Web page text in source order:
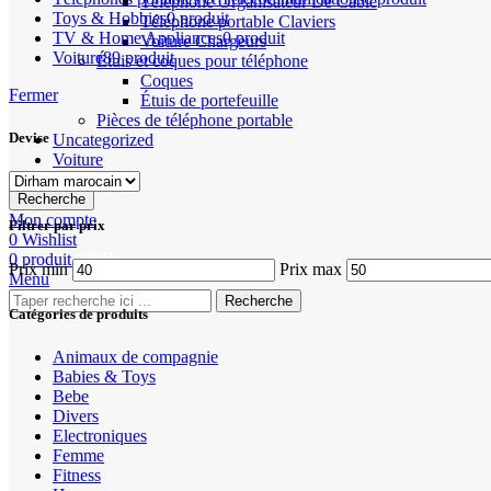
Téléphone portable Claviers
Voiture Chargeurs
Étuis et coques pour téléphone
Coques
Étuis de portefeuille
Pièces de téléphone portable
Uncategorized
Voiture
Recherche
Mon compte
0 Wishlist
0 produit 0DH
Menu
Recherche
Toys & Hobbies0 produit
TV & Home Appliances0 produit
Voiture89 produit
Fermer
Devise
Filtrer par prix
Prix min Prix max
Catégories de produits
Animaux de compagnie
Babies & Toys
Bebe
Divers
Electroniques
Femme
Fitness